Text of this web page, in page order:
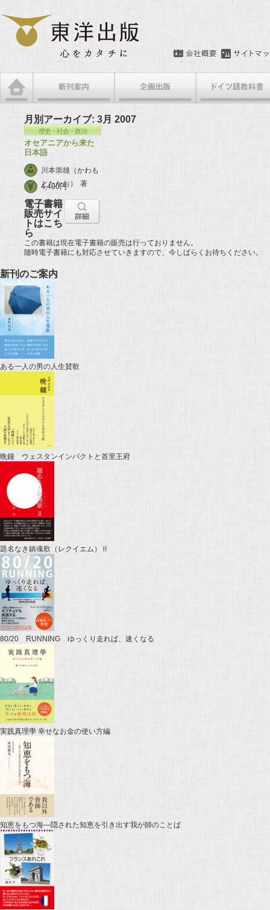
月別アーカイブ: 3月 2007
歴史・社会・政治
オセアニアから来た
日本語
川本崇雄（かわも
とたかお）
著
4,400円
電子書籍
販売サイ
トはこち
ら
この書籍は現在電子書籍の販売は行っておりません。
随時電子書籍にも対応させていきますので、今しばらくお待ちください。
新刊のご案内
ある一人の男の人生賛歌
晩鐘 ウェスタンインパクトと首里王府
題名なき鎮魂歌（レクイエム）Ⅱ
80/20 RUNNING ゆっくり走れば、速くなる
実践真理學 幸せなお金の使い方編
知恵をもつ海―隠された知恵を引き出す我が師のことば